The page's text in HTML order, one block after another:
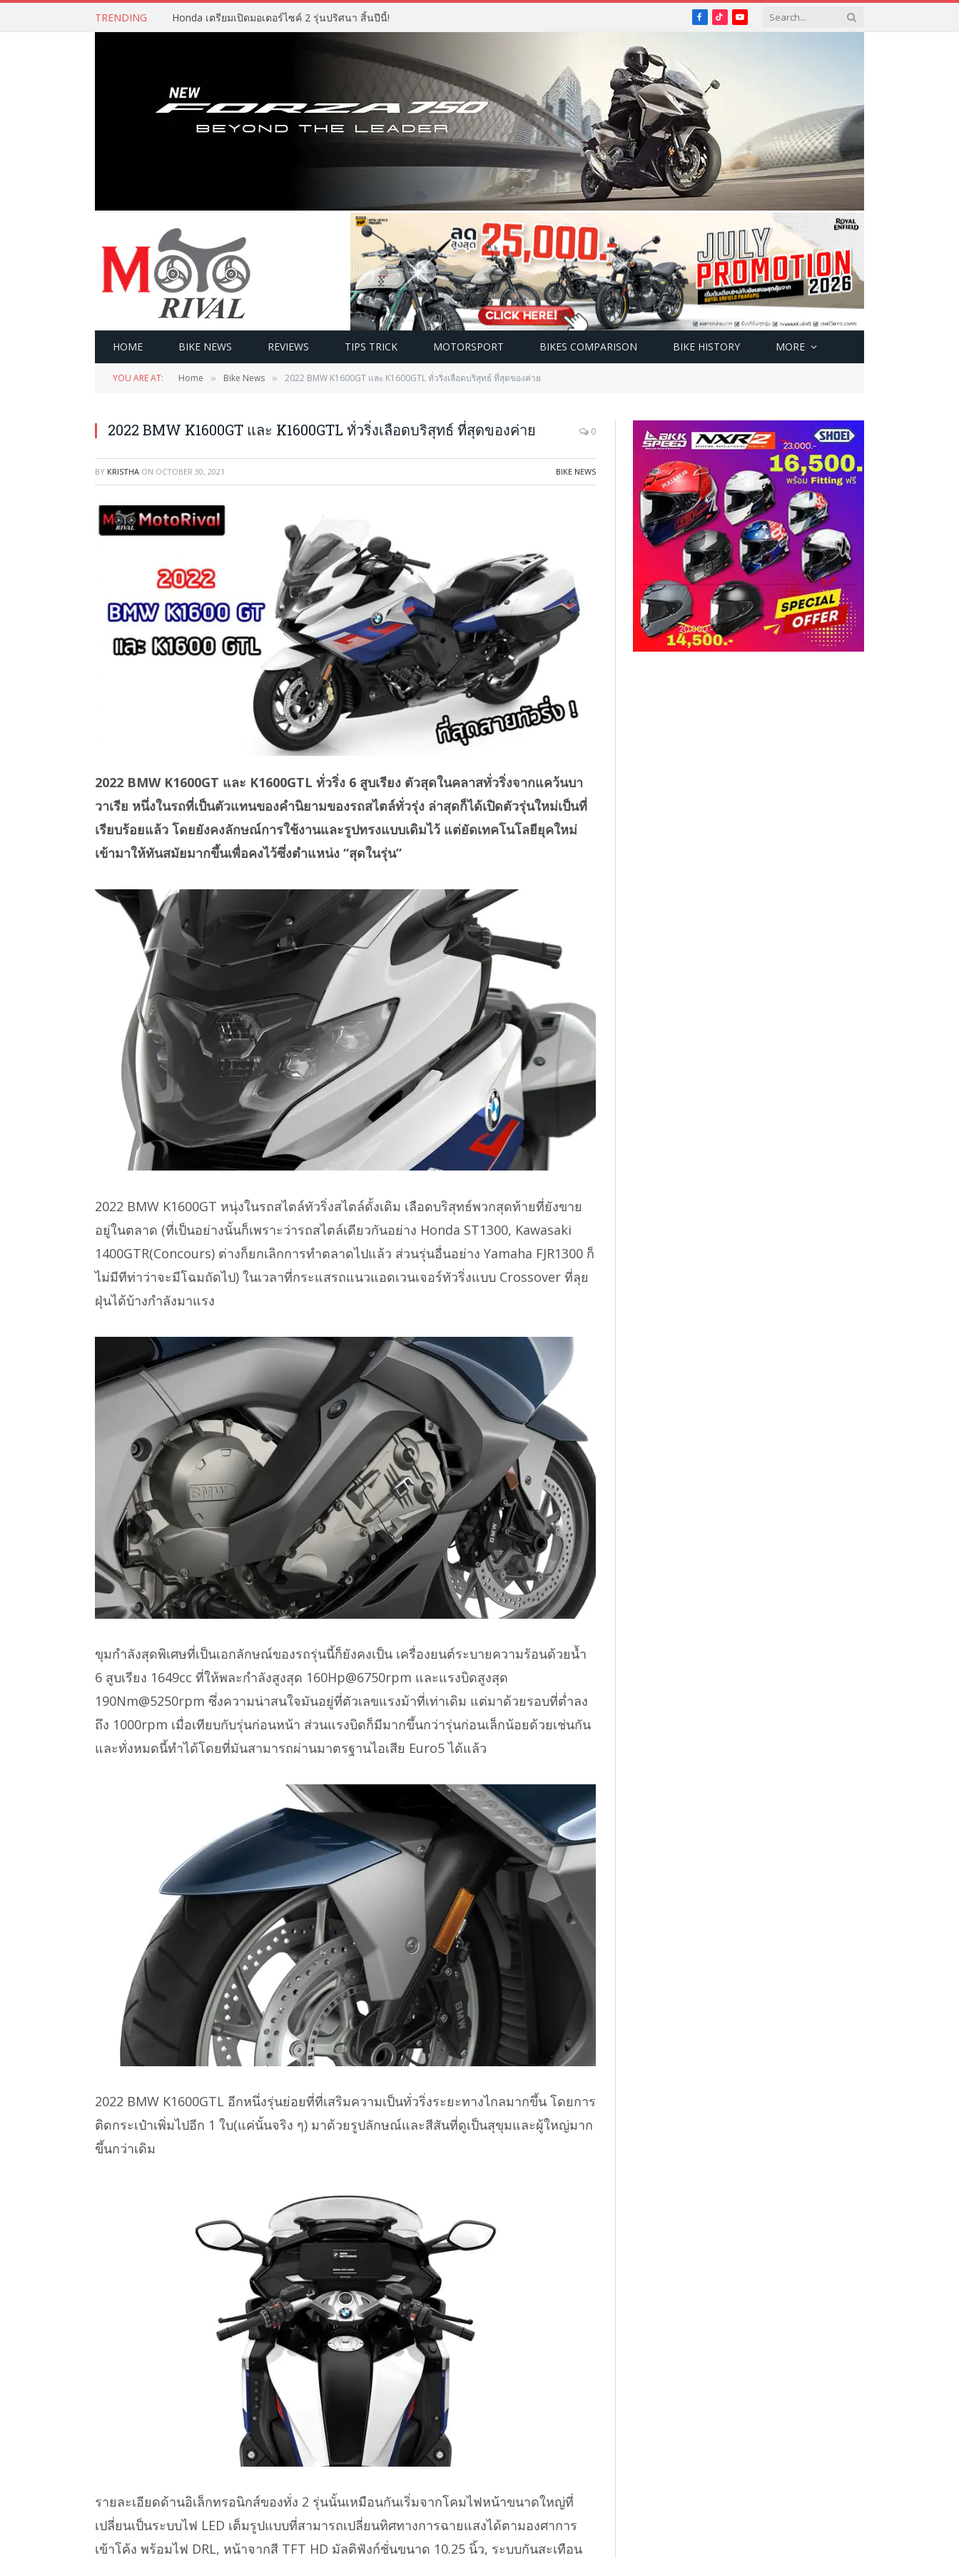
TRENDING Honda เตรียมเปิดมอเตอร์ไซค์ 2 รุ่นปริศนา สิ้นปีนี้! Facebook
TikTokYouTube
HOME BIKE NEWS REVIEWS TIPS TRICK MOTORSPORT BIKES COMPARISON BIKE HISTORY MORE
YOU ARE AT: Home » Bike News » 2022 BMW K1600GT และ K1600GTL ทั่วริ่งเลือดบริสุทธ์ ที่สุดของค่าย
2022 BMW K1600GT และ K1600GTL ทั่วริ่งเลือดบริสุทธ์ ที่สุดของค่าย 0
BY KRISTHA ON OCTOBER 30, 2021 BIKE NEWS
2022 BMW K1600GT และ K1600GTL ทั่วริ่ง 6 สูบเรียง ตัวสุดในคลาสทั่วริ่งจากแคว้นบา
วาเรีย หนึ่งในรถที่เป็นตัวแทนของคำนิยามของรถสไตล์ทั่วรุ่ง ล่าสุดก็ได้เปิดตัวรุ่นใหม่เป็นที่
เรียบร้อยแล้ว โดยยังคงลักษณ์การใช้งานและรูปทรงแบบเดิมไว้ แต่ยัดเทคโนโลยียุคใหม่
เข้ามาให้ทันสมัยมากขึ้นเพื่อคงไว้ซึ่งตำแหน่ง “สุดในรุ่น”
2022 BMW K1600GT หนุ่งในรถสไตล์ทัวริ่งสไตล์ดั้งเดิม เลือดบริสุทธ์พวกสุดท้ายที่ยังขาย
อยู่ในตลาด (ที่เป็นอย่างนั้นก็เพราะว่ารถสไตล์เดียวกันอย่าง Honda ST1300, Kawasaki
1400GTR(Concours) ต่างก็ยกเลิกการทำตลาดไปแล้ว ส่วนรุ่นอื่นอย่าง Yamaha FJR1300 ก็
ไม่มีทีท่าว่าจะมีโฉมถัดไป) ในเวลาที่กระแสรถแนวแอดเวนเจอร์ทัวริ่งแบบ Crossover ที่ลุย
ฝุ่นได้บ้างกำลังมาแรง
ขุมกำลังสุดพิเศษที่เป็นเอกลักษณ์ของรถรุ่นนี้ก็ยังคงเป็น เครื่องยนต์ระบายความร้อนด้วยน้ำ
6 สูบเรียง 1649cc ที่ให้พละกำลังสูงสุด 160Hp@6750rpm และแรงบิดสูงสุด
190Nm@5250rpm ซึ่งความน่าสนใจมันอยู่ที่ตัวเลขแรงม้าที่เท่าเดิม แต่มาด้วยรอบที่ต่ำลง
ถึง 1000rpm เมื่อเทียบกับรุ่นก่อนหน้า ส่วนแรงบิดก็มีมากขึ้นกว่ารุ่นก่อนเล็กน้อยด้วยเช่นกัน
และทั่งหมดนี้ทำได้โดยที่มันสามารถผ่านมาตรฐานไอเสีย Euro5 ได้แล้ว
2022 BMW K1600GTL อีกหนึ่งรุ่นย่อยที่ที่เสริมความเป็นทั่วริ่งระยะทางไกลมากขึ้น โดยการ
ติดกระเป๋าเพิ่มไปอีก 1 ใบ(แค่นั้นจริง ๆ) มาด้วยรูปลักษณ์และสีสันที่ดูเป็นสุขุมและผู้ใหญ่มาก
ขึ้นกว่าเดิม
รายละเอียดด้านอิเล็กทรอนิกส์ของทั่ง 2 รุ่นนั้นเหมือนกันเริ่มจากโคมไฟหน้าขนาดใหญ่ที่
เปลี่ยนเป็นระบบไฟ LED เต็มรูปแบบที่สามารถเปลี่ยนทิศทางการฉายแสงได้ตามองศาการ
เข้าโค้ง พร้อมไฟ DRL, หน้าจากสี TFT HD มัลติฟังก์ชั่นขนาด 10.25 นิ้ว, ระบบกันสะเทือน